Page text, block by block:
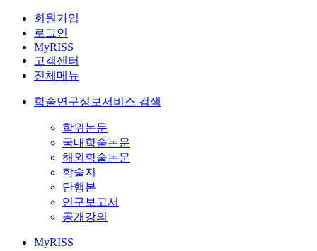
회원가입
로그인
MyRISS
고객센터
전체메뉴
학술연구정보서비스 검색
학위논문
국내학술논문
해외학술논문
학술지
단행본
연구보고서
공개강의
MyRISS